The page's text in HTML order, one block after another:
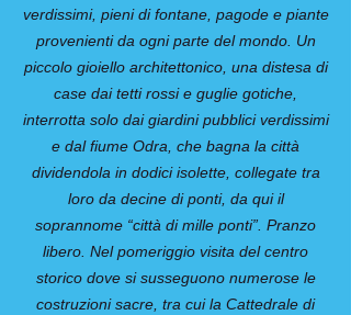
verdissimi, pieni di fontane, pagode e piante
provenienti da ogni parte del mondo. Un
piccolo gioiello architettonico, una distesa di
case dai tetti rossi e guglie gotiche,
interrotta solo dai giardini pubblici verdissimi
e dal fiume Odra, che bagna la città
dividendola in dodici isolette, collegate tra
loro da decine di ponti, da qui il
soprannome “città di mille ponti”. Pranzo
libero. Nel pomeriggio visita del centro
storico dove si susseguono numerose le
costruzioni sacre, tra cui la Cattedrale di